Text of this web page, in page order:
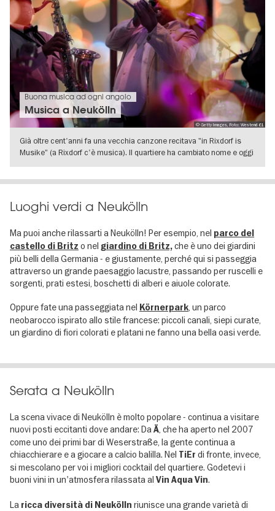
© Getty Images, Foto: Westend 61
Buona musica ad ogni angolo
Musica a Neukölln
Già oltre cent'anni fa una vecchia canzone recitava "in Rixdorf is
Musike" (a Rixdorf c'è musica). Il quartiere ha cambiato nome e oggi
Luoghi verdi a Neukölln
Ma puoi anche rilassarti a Neukölln! Per esempio, nel parco del
castello di Britz o nel giardino di Britz,che è uno dei giardini
più belli della Germania - e giustamente, perché qui si passeggia
attraverso un grande paesaggio lacustre, passando per ruscelli e
sorgenti, prati estesi, boschetti di alberi e aiuole colorate.
Oppure fate una passeggiata nel Körnerpark, un parco
neobarocco ispirato allo stile francese: piccoli canali, siepi curate,
un giardino di fiori colorati e platani ne fanno una bella oasi verde.
Serata a Neukölln
La scena vivace di Neukölln è molto popolare - continua a visitare
nuovi posti eccitanti dove andare: DaÄ, che ha aperto nel 2007
come uno dei primi bar di Weserstraße, la gente continua a
chiacchierare e a giocare a calcio balilla. Nel TiEr di fronte, invece,
si mescolano per voi i migliori cocktail del quartiere. Godetevi i
buoni vini in un'atmosfera rilassata al Vin Aqua Vin.
La ricca diversità di Neukölln riunisce una grande varietà di